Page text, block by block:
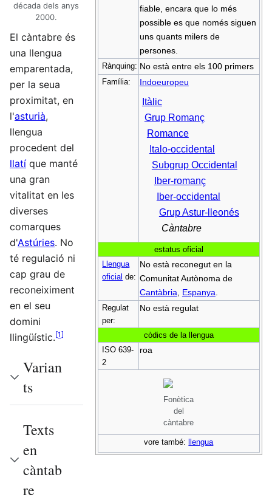
fiable, encara que lo més
possible es que només siguen
uns quants milers de
persones.
Rànquing: No està entre els 100 primers
Família: Indoeuropeu
Itàlic
Grup Romanç
Romance
Italo-occidental
Subgrup Occidental
Iber-romanç
Iber-occidental
Grup Astur-lleonés
Càntabre
estatus oficial
Llengua
oficial de:
No està reconegut en la
Comunitat Autònoma de
Cantàbria
Espanya
Regulat
per:
No està regulat
còdics de la llengua
ISO 639-
2
roa
Fonètica
del
càntabre
vore també: llengua
década dels anys
2000.
El càntabre és
una llengua
emparentada,
per la seua
proximitat, en
l'asturià,
llengua
procedent del
llatí que manté
una gran
vitalitat en les
diverses
comarques
d'Astúries. No
té regulació ni
cap grau de
reconeiximent
en el seu
domini
llingüístic.[1]
Varian
ts
Texts
en
càntab
re